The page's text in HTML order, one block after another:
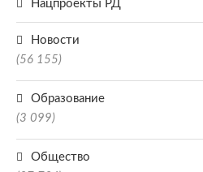
Нацпроекты РД
Новости
(56 155)
Образование
(3 099)
Общество